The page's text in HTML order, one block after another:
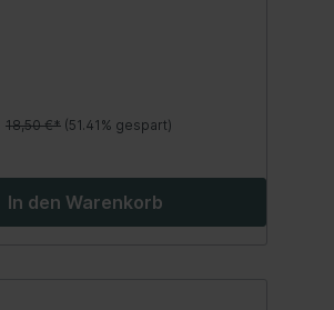
18,50 €* (51.41% gespart)
In den Warenkorb